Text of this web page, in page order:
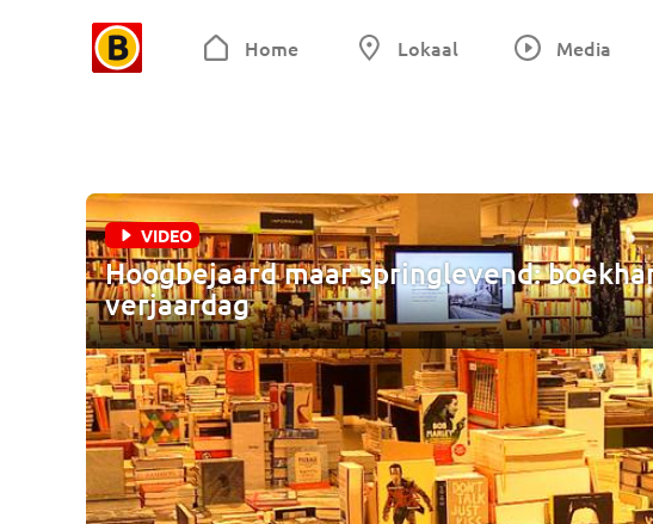
Home Lokaal Media
VIDEO
Hoogbejaard maar springlevend:
verjaardag